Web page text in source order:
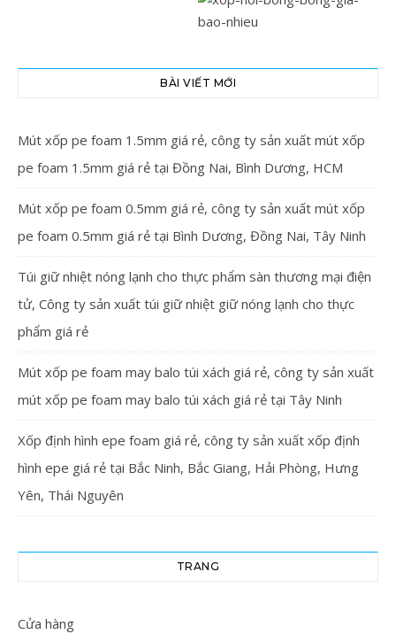
BÀI VIẾT MỚI
Mút xốp pe foam 1.5mm giá rẻ, công ty sản xuất mút xốp
pe foam 1.5mm giá rẻ tại Đồng Nai, Bình Dương, HCM
Mút xốp pe foam 0.5mm giá rẻ, công ty sản xuất mút xốp
pe foam 0.5mm giá rẻ tại Bình Dương, Đồng Nai, Tây Ninh
Túi giữ nhiệt nóng lạnh cho thực phẩm sàn thương mại điện
tử, Công ty sản xuất túi giữ nhiệt giữ nóng lạnh cho thực
phẩm giá rẻ
Mút xốp pe foam may balo túi xách giá rẻ, công ty sản xuất
mút xốp pe foam may balo túi xách giá rẻ tại Tây Ninh
Xốp định hình epe foam giá rẻ, công ty sản xuất xốp định
hình epe giá rẻ tại Bắc Ninh, Bắc Giang, Hải Phòng, Hưng
Yên, Thái Nguyên
TRANG
Cửa hàng